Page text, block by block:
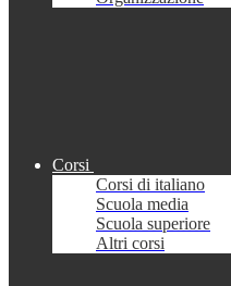
Corsi
Corsi di italiano
Scuola media
Scuola superiore
Altri corsi